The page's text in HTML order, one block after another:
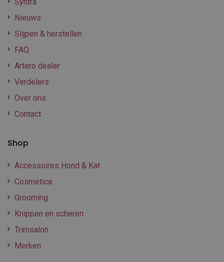
Nieuws
Slijpen & herstellen
FAQ
Artero dealer
Verdelers
Over ons
Contact
Shop
Accessoires Hond & Kat
Cosmetica
Grooming
Knippen en scheren
Trimsalon
Merken